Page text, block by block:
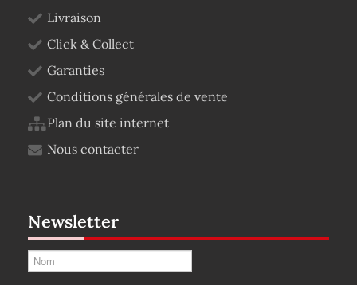
Livraison
Click & Collect
Garanties
Conditions générales de vente
Plan du site internet
Nous contacter
Newsletter